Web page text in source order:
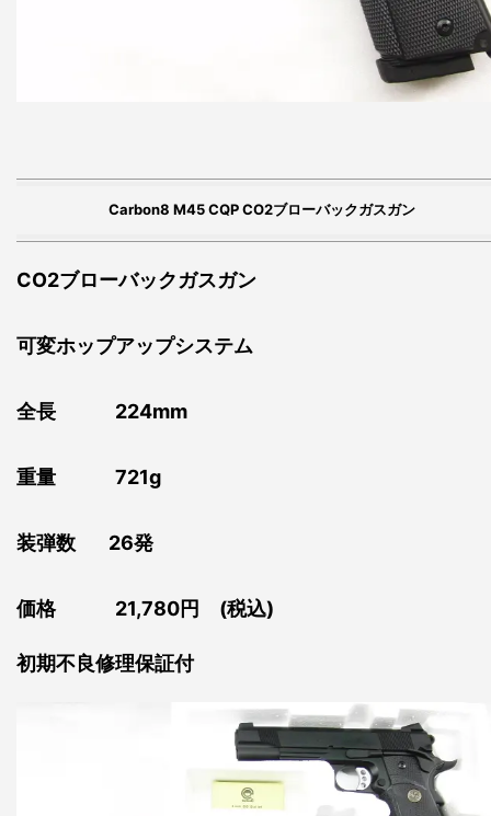
Carbon8 M45 CQP CO2ブローバックガスガン
CO2ブローバックガスガン
可変ホップアップシステム
全長 224mm
重量 721g
装弾数 26発
価格 21,780円 (税込)
初期不良修理保証付